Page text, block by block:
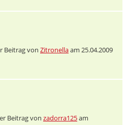
Beitrag von Zitronellaam 25.04.2009
Beitrag von zadorra125am